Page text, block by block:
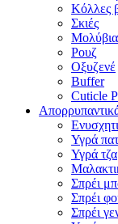
Κόλλες
Σκιές
Ρουζ
Οξυζενέ
Buffer
Cuticle
Υγρά
Υγρά
Σπρέι
Σπρέι
Σπρέι